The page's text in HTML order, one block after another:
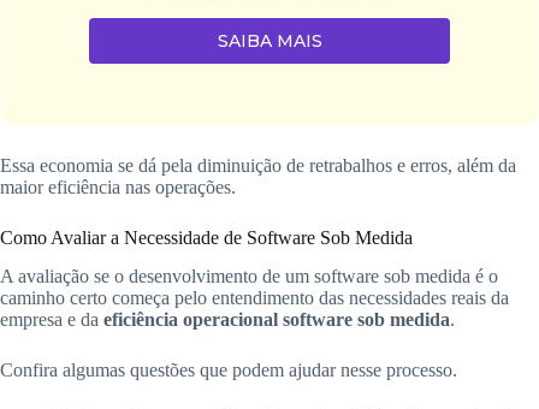
SAIBA MAIS
Essa economia se dá pela diminuição de retrabalhos e erros, além da
maior eficiência nas operações.
Como Avaliar a Necessidade de Software Sob Medida
A avaliação se o desenvolvimento de um software sob medida é o
caminho certo começa pelo entendimento das necessidades reais da
empresa e da eficiência operacional software sob medida.
Confira algumas questões que podem ajudar nesse processo.